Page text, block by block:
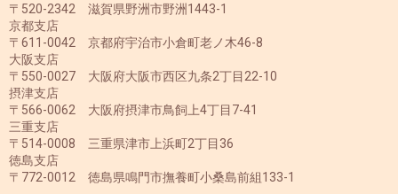
〒520-2342 滋賀県野洲市野洲1443-1
京都支店
〒611-0042 京都府宇治市小倉町老ノ木46-8
大阪支店
〒550-0027 大阪府大阪市西区九条2丁目22-10
摂津支店
〒566-0062 大阪府摂津市鳥飼上4丁目7-41
三重支店
〒514-0008 三重県津市上浜町2丁目36
徳島支店
〒772-0012 徳島県鳴門市撫養町小桑島前組133-1